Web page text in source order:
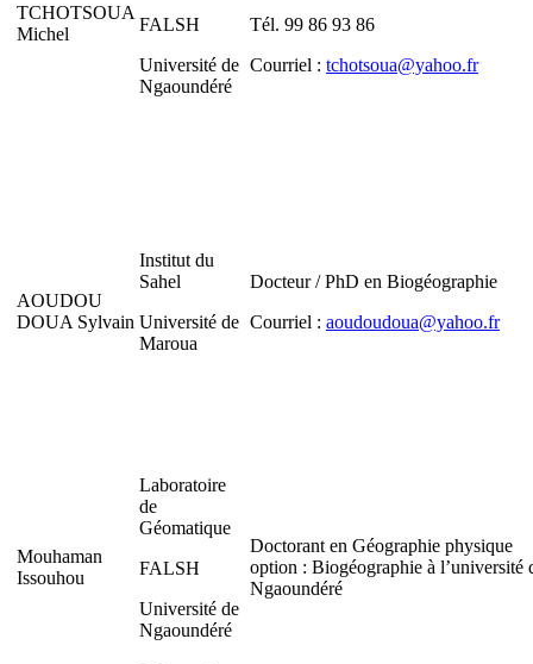
TCHOTSOUA
Michel
FALSH
Université de
Ngaoundéré
Tél. 99 86 93 86
Courriel : tchotsoua@yahoo.fr
AOUDOU
DOUA Sylvain
Institut du
Sahel
Université de
Maroua
Docteur / PhD en Biogéographie
Courriel : aoudoudoua@yahoo.fr
Mouhaman
Issouhou
Laboratoire
de
Géomatique
FALSH
Université de
Ngaoundéré
Doctorant en Géographie physique
option : Biogéographie à l’université
Ngaoundéré